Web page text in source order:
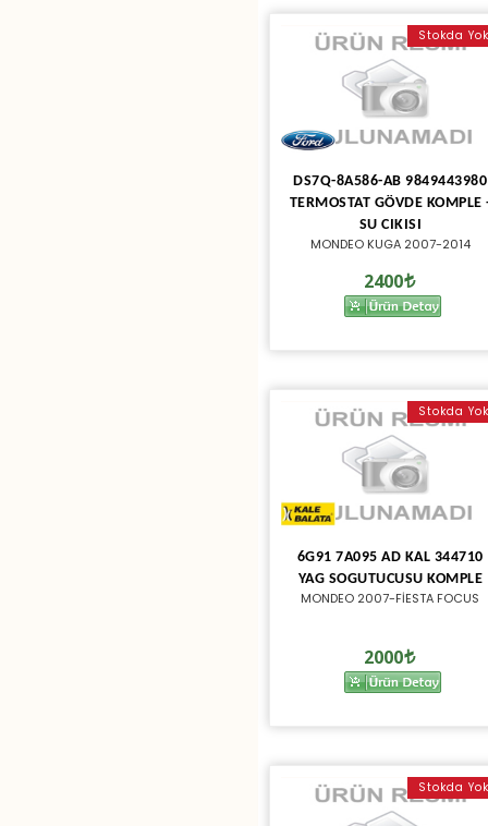
Stokda Yok
DS7Q-8A586-AB 9849443980
TERMOSTAT GÖVDE KOMPLE
SU CIKISI
MONDEO KUGA 2007-2014
2400
Stokda Yok
6G91 7A095 AD KAL 344710
YAG SOGUTUCUSU KOMPLE
MONDEO 2007-FİESTA FOCUS
2000
Stokda Yok